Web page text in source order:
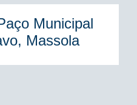
Municipal
Massola